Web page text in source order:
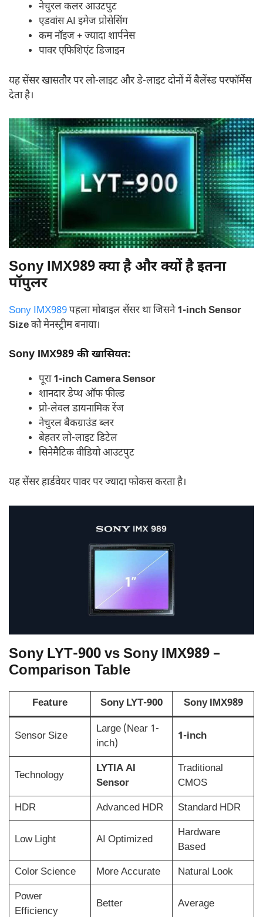
नेचुरल कलर आउटपुट
एडवांस AI इमेज प्रोसेसिंग
कम नॉइज + ज्यादा शार्पनेस
पावर एफिशिएंट डिजाइन
यह सेंसर खासतौर पर लो-लाइट और डे-लाइट दोनों में बैलेंस्ड परफॉर्मेंस
देता है।
Sony IMX989 क्या है और क्यों है इतना
पॉपुलर
Sony IMX989पहला मोबाइल सेंसर था जिसने1-inch Sensor
Sizeको मेनस्ट्रीम बनाया।
Sony IMX989 की खासियत:
पूरा1-inch Camera Sensor
शानदार डेप्थ ऑफ फील्ड
प्रो-लेवल डायनामिक रेंज
नेचुरल बैकग्राउंड ब्लर
बेहतर लो-लाइट डिटेल
सिनेमैटिक वीडियो आउटपुट
यह सेंसर हार्डवेयर पावर पर ज्यादा फोकस करता है।
Sony LYT-900 vs Sony IMX989 –
Comparison Table
Feature Sony LYT-900 Sony IMX989
Sensor Size
Large (Near 1-
inch)
1-inch
Technology
LYTIA AI
Sensor
Traditional
CMOS
HDR
Advanced HDR Standard HDR
Low Light AI Optimized
Hardware
Based
Color Science
More Accurate
Natural Look
Power
Efficiency
Better Average